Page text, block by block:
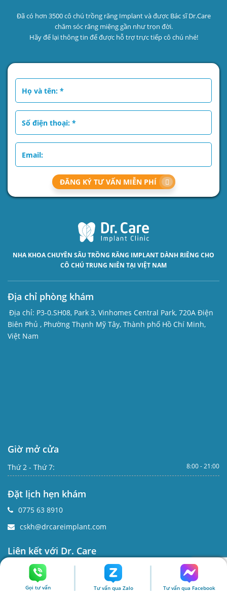
Đã có hơn 3500 cô chú trồng răng Implant và được Bác sĩ Dr.Care
chăm sóc răng miệng gần như trọn đời.
Hãy để lại thông tin để được hỗ trợ trực tiếp cô chú nhé!
ĐĂNG KÝ TƯ VẤN MIỄN PHÍ
NHA KHOA CHUYÊN SÂU TRỒNG RĂNG IMPLANT DÀNH RIÊNG CHO
CÔ CHÚ TRUNG NIÊN TẠI VIỆT NAM
Địa chỉ phòng khám
Địa chỉ: P3-0.SH08, Park 3, Vinhomes Central Park, 720A Điện
Biên Phủ , Phường Thạnh Mỹ Tây, Thành phố Hồ Chí Minh,
Việt Nam
Giờ mở cửa
Thứ 2 - Thứ 7: 8:00 - 21:00
Đặt lịch hẹn khám
0775 63 8910
cskh@drcareimplant.com
Liên kết với Dr. Care
Gọi tư vấn Tư vấn qua Zalo Tư vấn qua Facebook